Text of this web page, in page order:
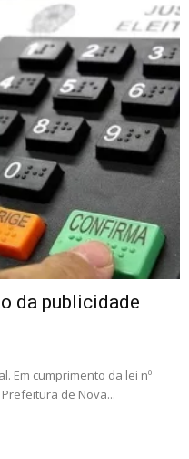
da publicidade
Em cumprimento da lei nº
de Nova...